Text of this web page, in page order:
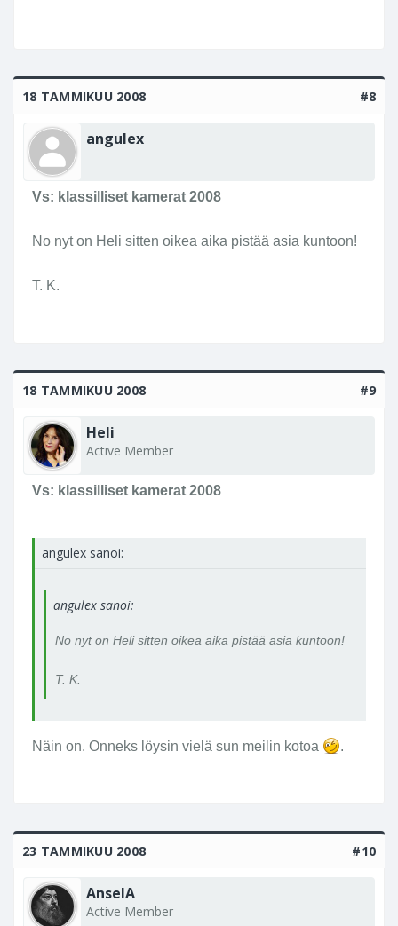
T. Kerkko.
18 TAMMIKUU 2008 #8
angulex
Vs: klassilliset kamerat 2008
No nyt on Heli sitten oikea aika pistää asia kuntoon!
T. K.
18 TAMMIKUU 2008 #9
Heli
Active Member
Vs: klassilliset kamerat 2008
angulex sanoi:
angulex sanoi:
No nyt on Heli sitten oikea aika pistää asia kuntoon!
T. K.
Näin on. Onneks löysin vielä sun meilin kotoa .
23 TAMMIKUU 2008 #10
AnselA
Active Member